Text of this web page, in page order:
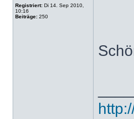
Registriert: Di 14. Sep 2010,
10:16
Beiträge: 250